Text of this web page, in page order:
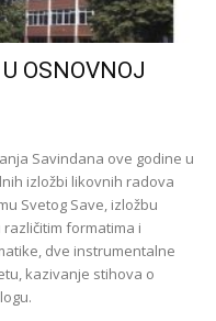
OSNOVNOJ
Savindana ove godine u
izložbi likovnih radova
Svetog Save, izložbu
formatima i
dve instrumentalne
kazivanje stihova o